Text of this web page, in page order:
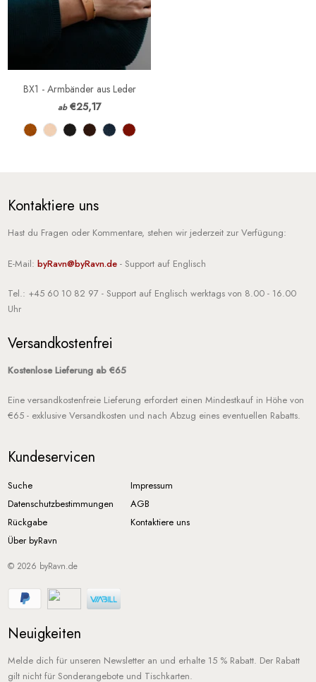
BX1 - Armbänder aus Leder
ab €25,17
Kontaktiere uns
Hast du Fragen oder Kommentare, stehen wir jederzeit zur Verfügung:
E-Mail:byRavn@byRavn.de - Support auf Englisch
Tel.: +45 60 10 82 97- Support auf Englisch werktags von 8.00 - 16.00
Uhr
Versandkostenfrei
Kostenlose Lieferung ab €65
Eine versandkostenfreie Lieferung erfordert einen Mindestkauf in Höhe von
€65 - exklusive Versandkosten und nach Abzug eines eventuellen Rabatts.
Kundeservicen
Suche
Impressum
Datenschutzbestimmungen
AGB
Rückgabe
Kontaktiere uns
Über byRavn
© 2026 byRavn.de
Neuigkeiten
Melde dich für unseren Newsletter an und erhalte 15 % Rabatt. Der Rabatt
gilt nicht für Sonderangebote und Tischkarten.